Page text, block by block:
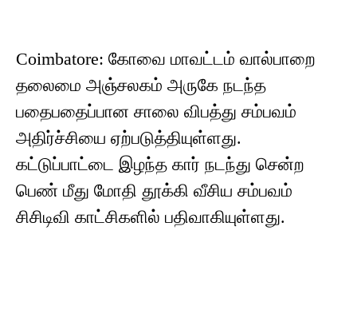
Coimbatore: கோவை மாவட்டம் வால்பாறை
தலைமை அஞ்சலகம் அருகே நடந்த
பதைபதைப்பான சாலை விபத்து சம்பவம்
அதிர்ச்சியை ஏற்படுத்தியுள்ளது.
கட்டுப்பாட்டை இழந்த கார் நடந்து சென்ற
பெண் மீது மோதி தூக்கி வீசிய சம்பவம்
சிசிடிவி காட்சிகளில் பதிவாகியுள்ளது.